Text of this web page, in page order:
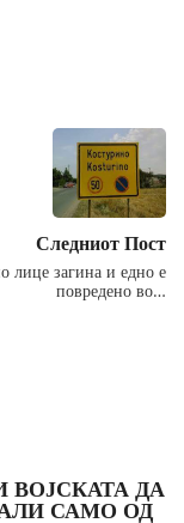
Следниот Пост
лице загина и едно е
повредено во…
ВОЈСКАТА ДА
САМО ОД